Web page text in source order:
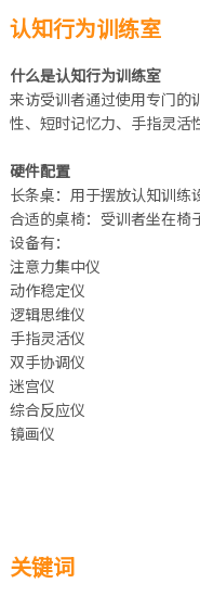
认知行为训练室
什么是认知行为训练室
来访受训者通过使用专门的
性、短时记忆力、手指灵活
硬件配置
长条桌：用于摆放认知训练
合适的桌椅：受训者坐在椅
设备有：
注意力集中仪
动作稳定仪
逻辑思维仪
手指灵活仪
双手协调仪
迷宫仪
综合反应仪
镜画仪
关键词